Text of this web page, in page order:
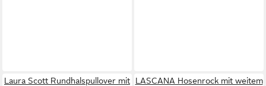
Laura Scott Rundhalspullover mit
LASCANA Hosenrock mit weitem